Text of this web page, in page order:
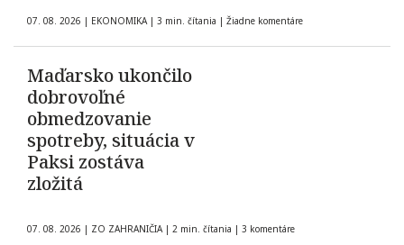
07. 08. 2026 | EKONOMIKA | 3 min. čítania | Žiadne komentáre
Maďarsko ukončilo
dobrovoľné
obmedzovanie
spotreby, situácia v
Paksi zostáva
zložitá
07. 08. 2026 | ZO ZAHRANIČIA | 2 min. čítania | 3 komentáre